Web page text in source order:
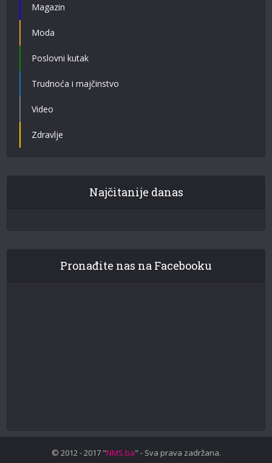
Magazin
Moda
Poslovni kutak
Trudnoća i majčinstvo
Video
Zdravlje
Najčitanije danas
Pronađite nas na Facebooku
© 2012 - 2017 "NMS.ba" - Sva prava zadržana.